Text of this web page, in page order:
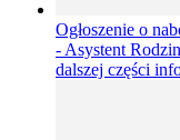
Ogłoszenie o
- Asystent
dalszej części